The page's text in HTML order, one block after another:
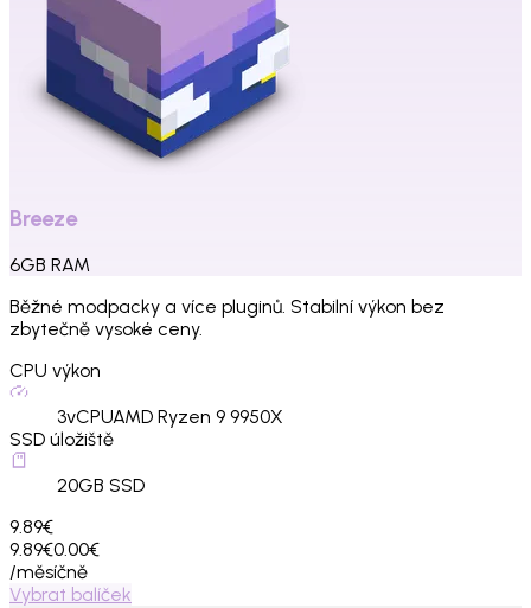
Breeze
6GB RAM
Běžné modpacky a více pluginů. Stabilní výkon bez
zbytečně vysoké ceny.
CPU výkon
3vCPUAMD Ryzen 9 9950X
SSD úložiště
20GB SSD
9.89€
9.89€0.00€
/měsíčně
Vybrat balíček